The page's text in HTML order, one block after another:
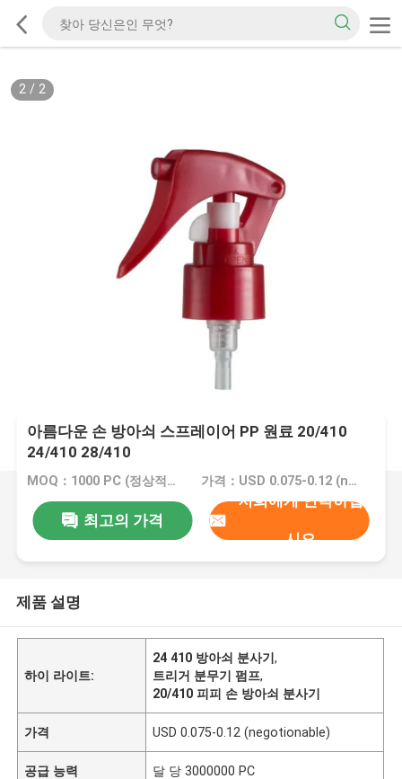
2/ 2
아름다운 손 방아쇠 스프레이어 PP 원료 20/410
24/410 28/410
MOQ：1000 PC (정상적인 색깔 제품) 가격：USD 0.075-0.12 (negotionable)
최고의 가격
저희에게 연락하십
시오
제품 설명
하이 라이트:
24 410 방아쇠 분사기,
트리거 분무기 펌프,
20/410 피피 손 방아쇠 분사기
가격 USD 0.075-0.12 (negotionable)
공급 능력 달 당 3000000 PC